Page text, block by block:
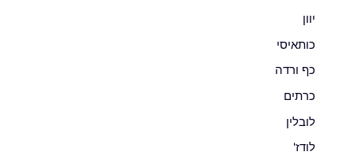
יוון
כותאיסי
כף ורדה
כרתים
לובלין
לודז'